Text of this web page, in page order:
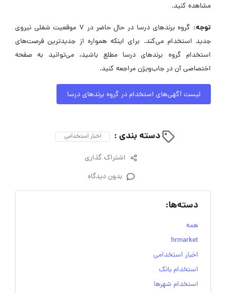
مشاهده کنید.
توجه:
گروه برندهای درسا در حال حاضر در ۷ موقعیت شغلی نیروی
جدید استخدام می‌کند. برای اینکه همواره از جدیدترین فرصت‌های
استخدام گروه برندهای درسا مطلع باشید، می‌توانید به صفحه
اختصاصی آن در جاب‌ویژن مراجعه کنید.
لیست آگهی‌های استخدام در گروه برندهای درسا
دسته بندی : اخبار استخدامی
اشتراک گذاری
بدون دیدگاه
دسته‌ها:
همه
hrmarket
اخبار استخدامی
استخدام بانک
استخدام شهرها